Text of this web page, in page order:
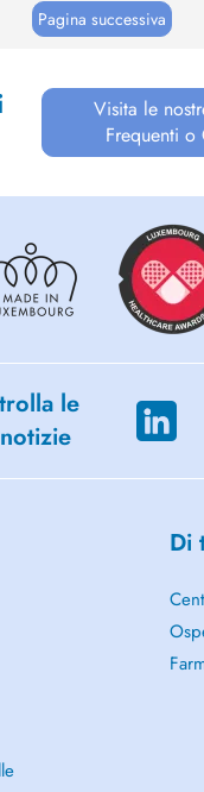
Cliniqu...Pagina successiva
Visita le
Frequenti o
le
Di